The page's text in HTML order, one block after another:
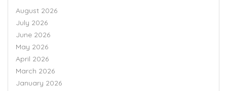
August 2026
July 2026
June 2026
May 2026
April 2026
March 2026
January 2026